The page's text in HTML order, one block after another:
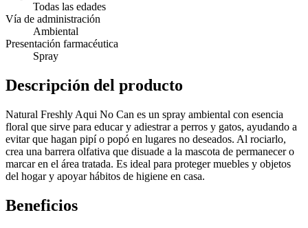
Todas las edades
Vía de administración
Ambiental
Presentación farmacéutica
Spray
Descripción del producto
Natural Freshly Aqui No Can es un spray ambiental con esencia
floral que sirve para educar y adiestrar a perros y gatos, ayudando a
evitar que hagan pipí o popó en lugares no deseados. Al rociarlo,
crea una barrera olfativa que disuade a la mascota de permanecer o
marcar en el área tratada. Es ideal para proteger muebles y objetos
del hogar y apoyar hábitos de higiene en casa.
Beneficios